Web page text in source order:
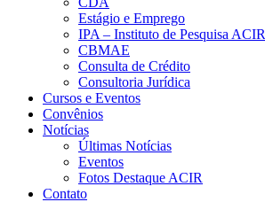
Estágio e Emprego
IPA – Instituto de Pesquisa ACIR
CBMAE
Consulta de Crédito
Consultoria Jurídica
Cursos e Eventos
Convênios
Notícias
Últimas Notícias
Eventos
Fotos Destaque ACIR
Contato